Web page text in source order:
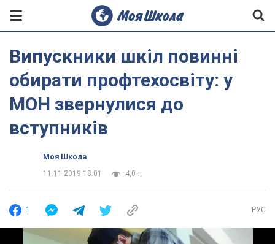
Випускники шкіл повинні
обирати профтехосвіту: у
МОН звернулися до
вступників
Моя Школа
11.11.2019 18:01
4,0 т.
1 РУС